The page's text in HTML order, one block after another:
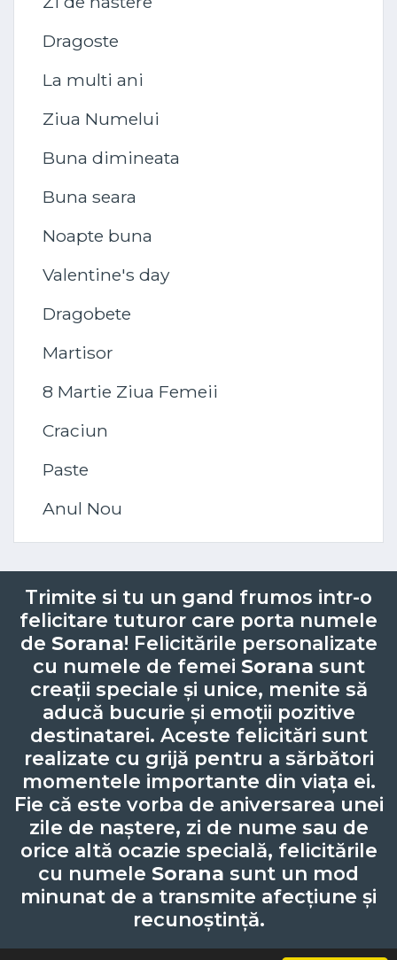
Dragoste
La multi ani
Ziua Numelui
Buna dimineata
Buna seara
Noapte buna
Valentine's day
Dragobete
Martisor
8 Martie Ziua Femeii
Craciun
Paste
Anul Nou
Trimite si tu un gand frumos intr-o
felicitare tuturor care porta numele
de Sorana! Felicitările personalizate
cu numele de femei Sorana sunt
creații speciale și unice, menite să
aducă bucurie și emoții pozitive
destinatarei. Aceste felicitări sunt
realizate cu grijă pentru a sărbători
momentele importante din viața ei.
Fie că este vorba de aniversarea unei
zile de naștere, zi de nume sau de
orice altă ocazie specială, felicitările
cu numele Sorana sunt un mod
minunat de a transmite afecțiune și
recunoștință.